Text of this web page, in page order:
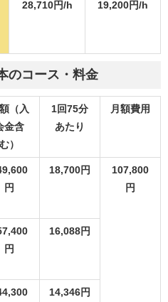
28,710円/h 19,200円/h
のコース・料金
（入
金含
む）
1回75分
あたり
月額費用
円
18,700円
107,800
円
円
16,088円
14,346円